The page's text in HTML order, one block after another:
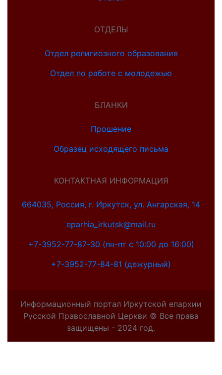
ОТДЕЛЫ
Отдел религиозного образования
Отдел по работе с молодежью
БЛАНКИ
Прошение
Образец исходящего письма
КОНТАКТНАЯ ИНФОРМАЦИЯ
664035, Россия, г. Иркутск, ул. Ангарская, 14
eparhia_irkutsk@mail.ru
+7-3952-77-87-30 (пн-пт с 10:00 до 16:00)
+7-3952-77-84-81 (дежурный)
Информационный портал Иркутской епархии
Русской Православной Церкви © Все права
защищены - 2024 год.